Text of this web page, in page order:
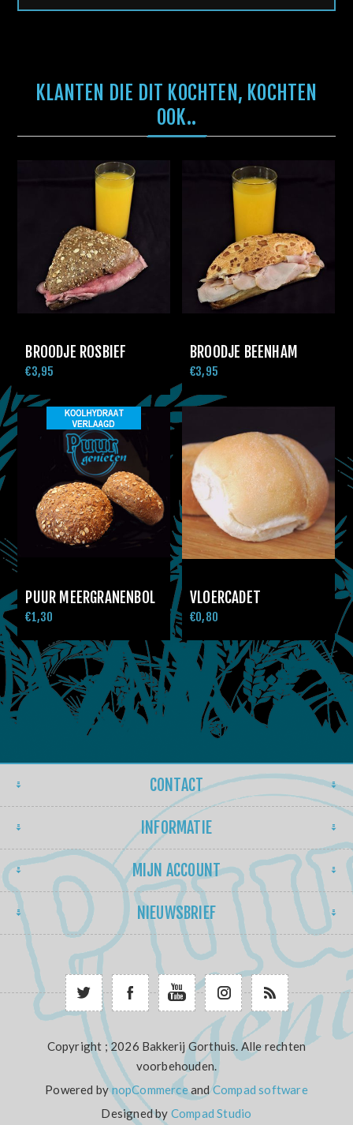
KLANTEN DIE DIT KOCHTEN, KOCHTEN
OOK..
BROODJE ROSBIEF
€3,95
BROODJE BEENHAM
€3,95
PUUR MEERGRANENBOL
€1,30
VLOERCADET
€0,80
CONTACT
INFORMATIE
MIJN ACCOUNT
NIEUWSBRIEF
Copyright ; 2026 Bakkerij Gorthuis. Alle rechten
voorbehouden.
Powered bynopCommerceandCompad software
Designed by Compad Studio